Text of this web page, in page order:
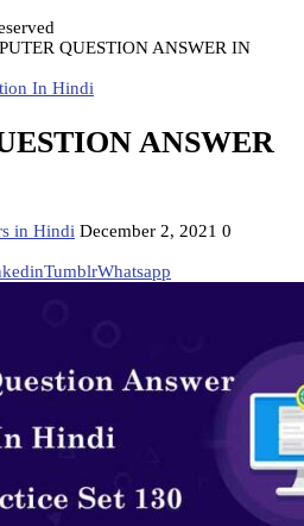
QUESTION ANSWER IN
In Hindi
ANSWER
in Hindi December 2, 2021 0
TumblrWhatsapp